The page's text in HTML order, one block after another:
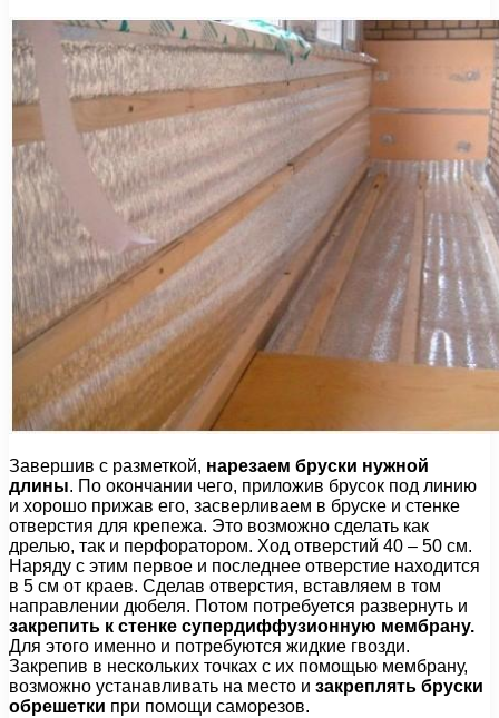
Завершив с разметкой, нарезаем бруски нужной
длины. По окончании чего, приложив брусок под линию
и хорошо прижав его, засверливаем в бруске и стенке
отверстия для крепежа. Это возможно сделать как
дрелью, так и перфоратором. Ход отверстий 40 – 50 см.
Наряду с этим первое и последнее отверстие находится
в 5 см от краев. Сделав отверстия, вставляем в том
направлении дюбеля. Потом потребуется развернуть и
закрепить к стенке супердиффузионную мембрану.
Для этого именно и потребуются жидкие гвозди.
Закрепив в нескольких точках с их помощью мембрану,
возможно устанавливать на место и закреплять бруски
обрешетки при помощи саморезов.